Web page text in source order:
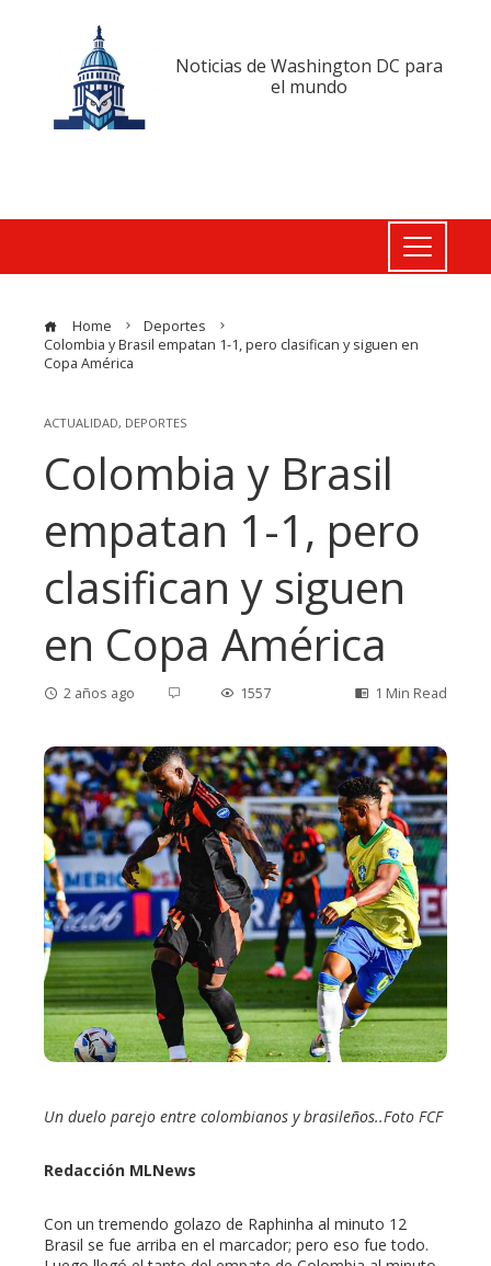
Noticias de Washington DC para
el mundo
Home
Deportes
Colombia y Brasil empatan 1-1, pero clasifican y siguen en
Copa América
ACTUALIDAD, DEPORTES
Colombia y Brasil
empatan 1-1, pero
clasifican y siguen
en Copa América
2 años ago 1557 1 Min Read
Un duelo parejo entre colombianos y brasileños..Foto FCF
Redacción MLNews
Con un tremendo golazo de Raphinha al minuto 12
Brasil se fue arriba en el marcador; pero eso fue todo.